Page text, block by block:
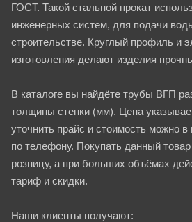
ГОСТ. Такой стальной прокат
инженерных систем, для подачи
строительстве. Круглый профиль и
изготовления делают изделия
В каталоге вы найдёте трубы ВГП
толщины стенки (мм). Цена
уточнить прайс и стоимость можно в
по телефону. Покупать данный
розницу, а при больших объёмах
тариф и скидки.
Наши клиенты получают: